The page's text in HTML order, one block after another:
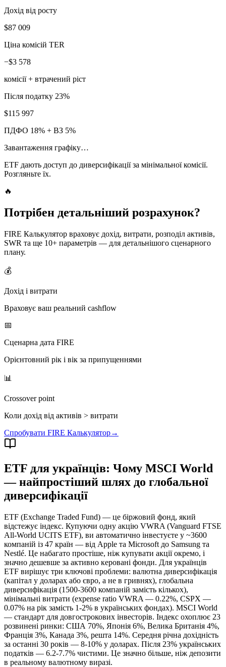
Дохід від росту
$87 009
Ціна комісій TER
−$3 578
комісії + втрачений ріст
Після податку 23%
$115 997
ПДФО 18% + ВЗ 5%
Завантаження графіку…
ETF дають доступ до диверсифікації за мінімальної комісії.
Розгляньте їх.
🔥
Потрібен детальніший розрахунок?
FIRE Калькулятор враховує дохід, витрати, розподіл активів,
SWR та ще 10+ параметрів — для детальнішого сценарного
плану.
💰
Дохід і витрати
Враховує ваш реальний cashflow
📅
Сценарна дата FIRE
Орієнтовний рік і вік за припущеннями
📊
Crossover point
Коли дохід від активів > витрати
Спробувати FIRE Калькулятор→
ETF для українців: Чому MSCI World
— найпростіший шлях до глобальної
диверсифікації
ETF (Exchange Traded Fund) — це біржовий фонд, який
відстежує індекс. Купуючи одну акцію VWRA (Vanguard FTSE
All-World UCITS ETF), ви автоматично інвестуєте у ~3600
компаній із 47 країн — від Apple та Microsoft до Samsung та
Nestlé. Це набагато простіше, ніж купувати акції окремо, і
значно дешевше за активно керовані фонди. Для українців
ETF вирішує три ключові проблеми: валютна диверсифікація
(капітал у доларах або євро, а не в гривнях), глобальна
диверсифікація (1500-3600 компаній замість кількох),
мінімальні витрати (expense ratio VWRA — 0.22%, CSPX —
0.07% на рік замість 1-2% в українських фондах). МSCI World
— стандарт для довгострокових інвесторів. Індекс охоплює 23
розвинені ринки: США 70%, Японія 6%, Велика Британія 4%,
Франція 3%, Канада 3%, решта 14%. Середня річна дохідність
за останні 30 років — 8-10% у доларах. Після 23% українських
податків — 6.2-7.7% чистими. Це значно більше, ніж депозити
в реальному валютному виразі.